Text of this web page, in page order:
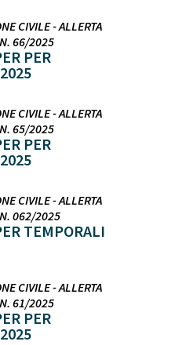
CIVILE - ALLERTA
66/2025
PER
CIVILE - ALLERTA
65/2025
PER
CIVILE - ALLERTA
062/2025
TEMPORALI
CIVILE - ALLERTA
61/2025
PER